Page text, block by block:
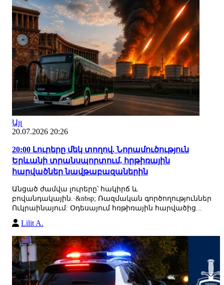
Այլ
20.07.2026 20:26
20:00 Լուրերը մեկ տողով. Նորամուծություն
Երևանի տրանսպորտում, հրթիռային
հարվածներ նավթաբազաներին
Անցած ժամվա լուրերը՝ հակիրճ և
բովանդակային.·&nbsp; Ռազմական գործողություններ
Ուկրաինայում: Օդեսայում հռթիռային հարվածից...
Lilit A.